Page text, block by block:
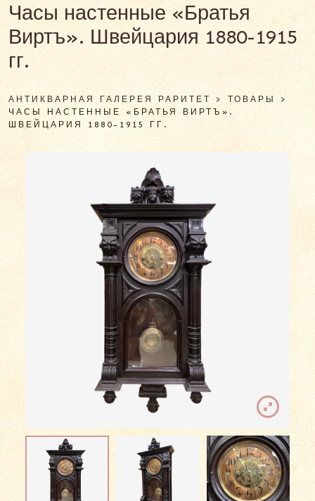
Часы настенные «Братья
Виртъ». Швейцария 1880-1915
гг.
АНТИКВАРНАЯ ГАЛЕРЕЯ РАРИТЕТ >ТОВАРЫ >
ЧАСЫ НАСТЕННЫЕ «БРАТЬЯ ВИРТЪ».
ШВЕЙЦАРИЯ 1880-1915 ГГ.